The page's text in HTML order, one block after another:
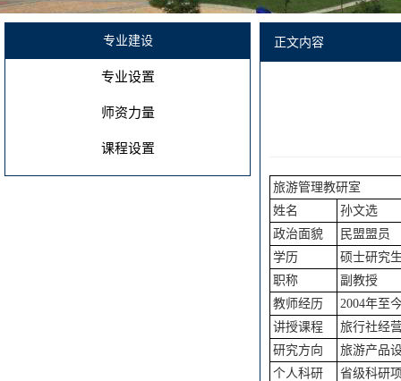
专业建设
专业设置
师资力量
课程设置
正文内容
旅游管理教研室
姓名
孙文选
政治面貌
民盟盟员
学历
硕士研究
职称
副教授
教师经历
2004年至
讲授课程
旅行社经
研究方向
旅游产品
个人科研
省级科研